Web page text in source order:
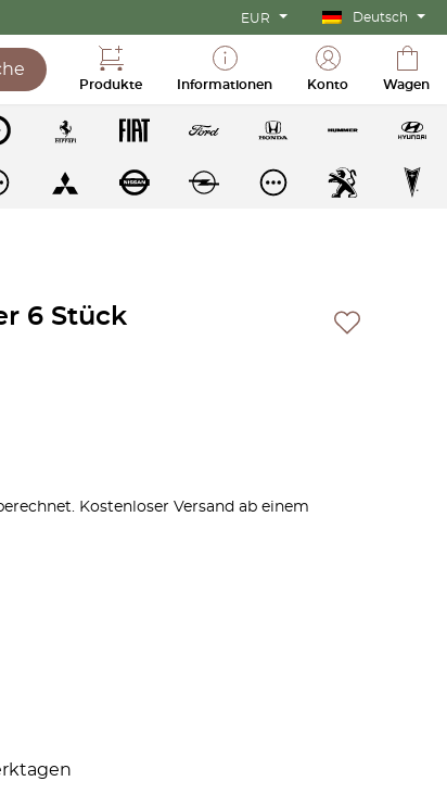
EUR Deutsch
Produkte Informationen Konto Wagen
6 Stück
Kostenloser Versand ab einem